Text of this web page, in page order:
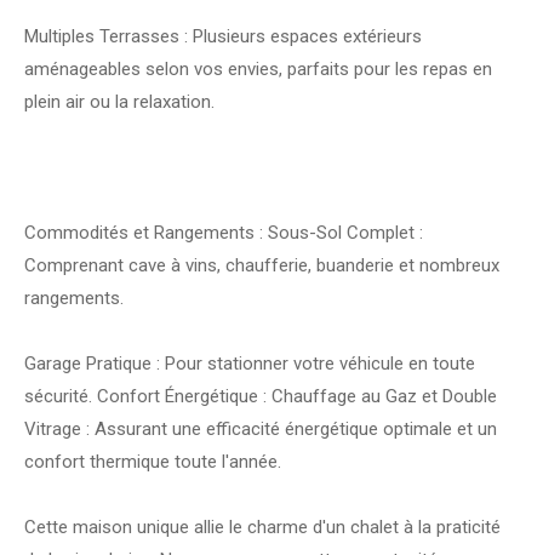
Multiples Terrasses : Plusieurs espaces extérieurs
aménageables selon vos envies, parfaits pour les repas en
plein air ou la relaxation.
Commodités et Rangements : Sous-Sol Complet :
Comprenant cave à vins, chaufferie, buanderie et nombreux
rangements.
Garage Pratique : Pour stationner votre véhicule en toute
sécurité. Confort Énergétique : Chauffage au Gaz et Double
Vitrage : Assurant une efficacité énergétique optimale et un
confort thermique toute l'année.
Cette maison unique allie le charme d'un chalet à la praticité